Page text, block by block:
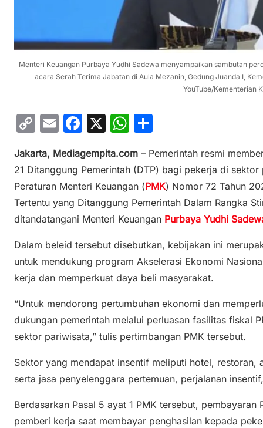
Menteri Keuangan Purbaya Yudhi Sadewa menyampaikan sambutan
acara Serah Terima Jabatan di Aula Mezanin, Gedung Juanda I,
YouTube/Kementerian
C
p
y
Li
n
E
ai
l
F
c
e
b
o
k
X
W
at
s
A
p
p
ar
e
Jakarta, Mediagempita.com – Pemerintah resmi
21 Ditanggung Pemerintah (DTP) bagi pekerja di
Peraturan Menteri Keuangan (PMK) Nomor 72 Tahun
Tertentu yang Ditanggung Pemerintah Dalam Rangka
ditandatangani Menteri Keuangan Purbaya Yudhi
Dalam beleid tersebut disebutkan, kebijakan ini
untuk mendukung program Akselerasi Ekonomi
kerja dan memperkuat daya beli masyarakat.
“Untuk mendorong pertumbuhan ekonomi dan
dukungan pemerintah melalui perluasan fasilitas fiskal
sektor pariwisata,” tulis pertimbangan PMK tersebut.
Sektor yang mendapat insentif meliputi hotel, restoran,
serta jasa penyelenggara pertemuan, perjalanan
Berdasarkan Pasal 5 ayat 1 PMK tersebut,
pemberi kerja saat membayar penghasilan kepada